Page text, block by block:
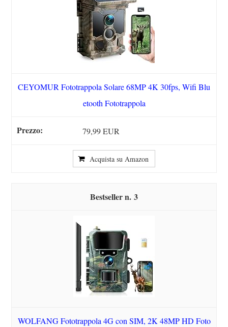
CEYOMUR Fototrappola Solare 68MP 4K 30fps, Wifi Blu
etooth Fototrappola
79,99 EUR
Acquista su Amazon
3
WOLFANG Fototrappola 4G con SIM, 2K 48MP HD Foto